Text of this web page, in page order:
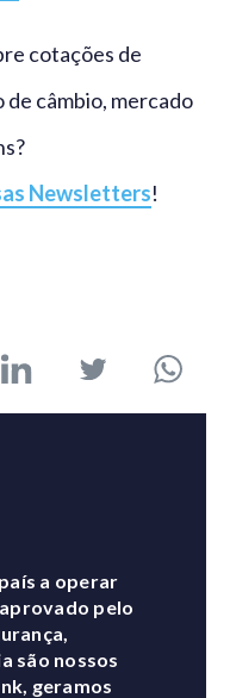
cotações de
câmbio, mercado
Newsletters!
a operar
pelo
são nossos
geramos